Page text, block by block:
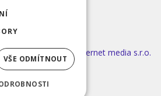
Made by
INIZIO Internet media s.r.o.
nastavení cookies
VŠE ODMÍTNOUT